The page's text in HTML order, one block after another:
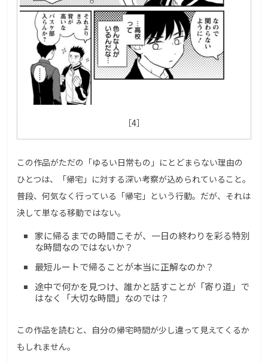
［4］
この作品がただの「ゆるい日常もの」にとどまらない理由の
ひとつは、「帰宅」に対する深い考察が込められていること。
普段、何気なく行っている「帰宅」という行動。だが、それは
決して単なる移動ではない。
家に帰るまでの時間こそが、一日の終わりを彩る特別
な時間なのではないか？
最短ルートで帰ることが本当に正解なのか？
途中で何かを見つけ、誰かと話すことが「寄り道」で
はなく「大切な時間」なのでは？
この作品を読むと、自分の帰宅時間が少し違って見えてくるか
もしれません。